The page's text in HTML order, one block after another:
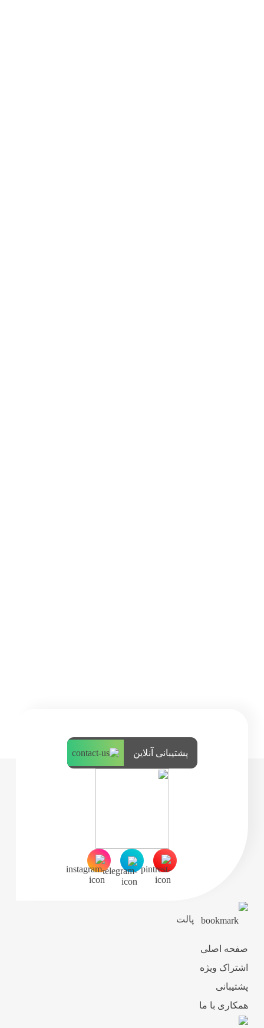
پالت
صفحه اصلی
اشتراک ویژه
پشتیبانی
همکاری با ما
پشتیبانی آنلاین